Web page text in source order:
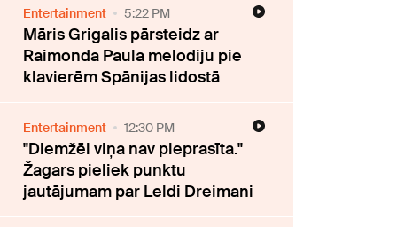
Entertainment 5:22 PM
Māris Grigalis pārsteidz ar
Raimonda Paula melodiju pie
klavierēm Spānijas lidostā
Entertainment 12:30 PM
"Diemžēl viņa nav pieprasīta."
Žagars pieliek punktu
jautājumam par Leldi Dreimani